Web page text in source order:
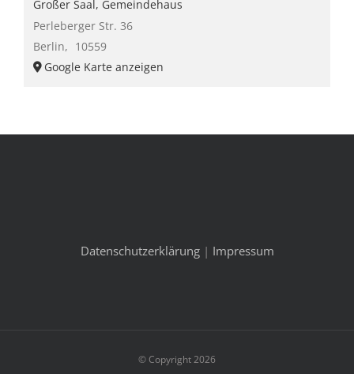
Großer Saal, Gemeindehaus
Perleberger Str. 36
Berlin, 10559
Google Karte anzeigen
Datenschutzerklärung| Impressum
© Copyright 2026